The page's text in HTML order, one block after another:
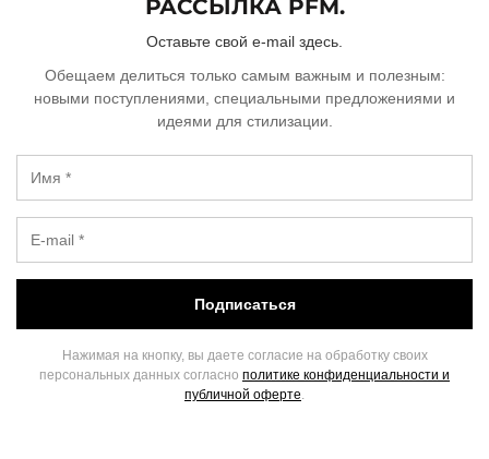
РАССЫЛКА PFM.
Оставьте свой e-mail здесь.
Обещаем делиться только самым важным и полезным:
новыми поступлениями, специальными предложениями и
идеями для стилизации.
Подписаться
Нажимая на кнопку, вы даете согласие на обработку своих
персональных данных согласно политике конфиденциальности и
публичной оферте